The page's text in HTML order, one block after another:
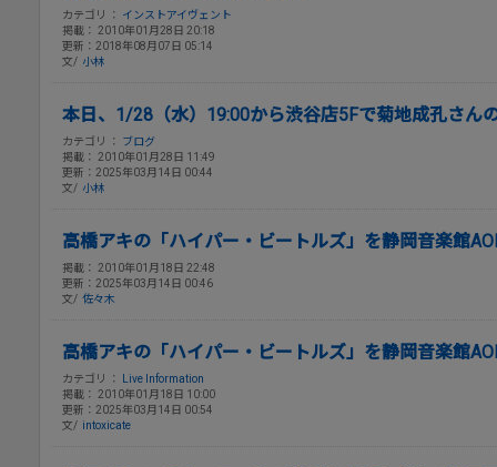
カテゴリ ： インストアイヴェント
掲載： 2010年01月28日 20:18
更新：2018年08月07日 05:14
文/ 小林
本日、1/28（水）19:00から渋谷店5Fで菊地成孔さん
カテゴリ ： ブログ
掲載： 2010年01月28日 11:49
更新：2025年03月14日 00:44
文/ 小林
高橋アキの「ハイパー・ビートルズ」を静岡音楽館
掲載： 2010年01月18日 22:48
更新：2025年03月14日 00:46
文/ 佐々木
高橋アキの「ハイパー・ビートルズ」を静岡音楽館
カテゴリ ：
Live Information
掲載： 2010年01月18日 10:00
更新：2025年03月14日 00:54
文/ intoxicate